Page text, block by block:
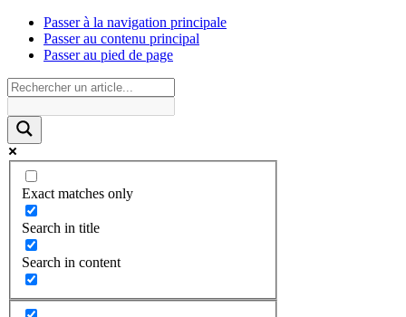
Passer à la navigation principale
Passer au contenu principal
Passer au pied de page
Exact matches only
Search in title
Search in content